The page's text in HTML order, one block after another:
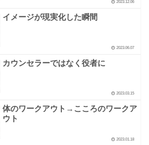
2023.12.06
イメージが現実化した瞬間
2023.06.07
カウンセラーではなく役者に
2023.03.15
体のワークアウト→こころのワークア
ウト
2023.01.18